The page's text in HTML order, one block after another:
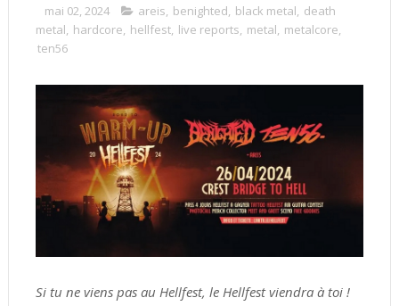
mai 02, 2024 areis, benighted, black metal, death
metal, hardcore, hellfest, live reports, metal, metalcore,
ten56
Si tu ne viens pas au Hellfest, le Hellfest viendra à toi !